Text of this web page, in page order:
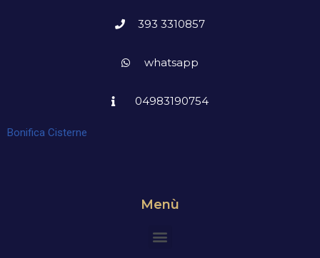
393 3310857
whatsapp
04983190754
Bonifica Cisterne
Menù